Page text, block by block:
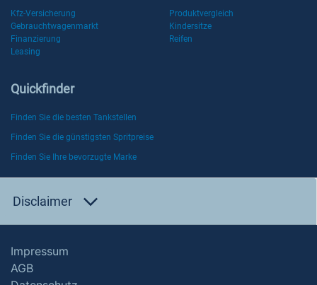
Kfz-Versicherung
Produktvergleich
Gebrauchtwagenmarkt
Kindersitze
Finanzierung
Reifen
Leasing
Quickfinder
Finden Sie die besten Tankstellen
Finden Sie die günstigsten Spritpreise
Finden Sie Ihre bevorzugte Marke
Disclaimer
Impressum
AGB